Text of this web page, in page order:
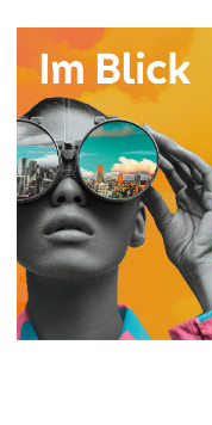
Mücke
Schwalmtal
Ulrichstein
Wartenberg
Schwalm
Fulda
Gießen
Impressum